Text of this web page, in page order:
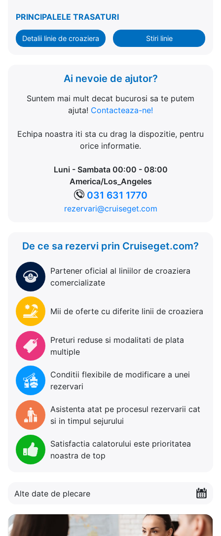
PRINCIPALELE TRASATURI
Detalii linie de croaziera Stiri linie
Ai nevoie de ajutor?
Suntem mai mult decat bucurosi sa te putem
ajuta! Contacteaza-ne!
Echipa noastra iti sta cu drag la dispozitie, pentru
orice informatie.
Luni - Sambata 00:00 - 08:00
America/Los_Angeles
031 631 1770
rezervari@cruiseget.com
De ce sa rezervi prin Cruiseget.com?
Partener oficial al liniilor de croaziera
comercializate
Mii de oferte cu diferite linii de croaziera
Preturi reduse si modalitati de plata
multiple
Conditii flexibile de modificare a unei
rezervari
Asistenta atat pe procesul rezervarii cat
si in timpul sejurului
Satisfactia calatorului este prioritatea
noastra de top
Alte date de plecare